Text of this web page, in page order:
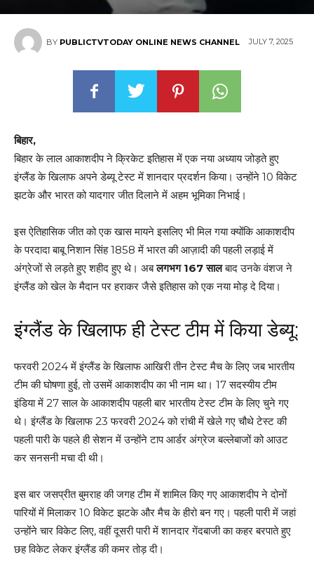
BY PUBLICTVTODAY ONLINE NEWS CHANNEL JULY 7, 2025
बिहार,
बिहार के लाल आकाशदीप ने क्रिकेट इतिहास में एक नया अध्याय जोड़ते हुए
इंग्लैंड के खिलाफ अपने डेब्यू टेस्ट में शानदार प्रदर्शन किया। उन्होंने 10 विकेट
झटके और भारत को यादगार जीत दिलाने में अहम भूमिका निभाई।
इस ऐतिहासिक जीत को एक खास मायने इसलिए भी मिल गया क्योंकि आकाशदीप
के परदादा बाबू निशान सिंह 1858 में भारत की आज़ादी की पहली लड़ाई में
अंग्रेजों से लड़ते हुए शहीद हुए थे। अबलगभग 167 सालबाद उनके वंशज ने
इंग्लैंड को खेल के मैदान पर हराकर जैसे इतिहास को एक नया मोड़ दे दिया।
इंग्लैंड के खिलाफ ही टेस्ट टीम में किया डेब्यू:
फरवरी 2024 में इंग्लैंड के खिलाफ आखिरी तीन टेस्ट मैच के लिए जब भारतीय
टीम की घोषणा हुई, तो उसमें आकाशदीप का भी नाम था। 17 सदस्यीय टीम
इंडिया में 27 साल के आकाशदीप पहली बार भारतीय टेस्ट टीम के लिए चुने गए
थे। इंग्लैंड के खिलाफ 23 फरवरी 2024 को रांची में खेले गए चौथे टेस्ट की
पहली पारी के पहले ही सेशन में उन्होंने टाप आर्डर अंग्रेज बल्लेबाजों को आउट
कर सनसनी मचा दी थी।
इस बार जसप्रीत बुमराह की जगह टीम में शामिल किए गए आकाशदीप ने दोनों
पारियों में मिलाकर 10 विकेट झटके और मैच के हीरो बन गए। पहली पारी में जहां
उन्होंने चार विकेट लिए, वहीं दूसरी पारी में शानदार गेंदबाजी का कहर बरपाते हुए
छह विकेट लेकर इंग्लैंड की कमर तोड़ दी।